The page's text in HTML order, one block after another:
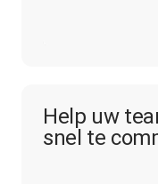
Help uw
snel te